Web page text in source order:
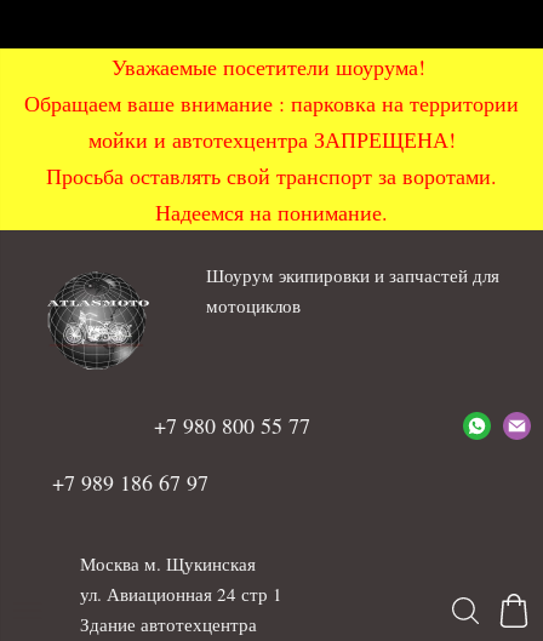
Уважаемые посетители шоурума!
Обращаем ваше внимание : парковка на территории
мойки и автотехцентра ЗАПРЕЩЕНА!
Просьба оставлять свой транспорт за воротами.
Надеемся на понимание.
Шоурум экипировки и запчастей для
мотоциклов
+7 980 800 55 77
+7 989 186 67 97
Москва м. Щукинская
ул. Авиационная 24 стр 1
Здание автотехцентра